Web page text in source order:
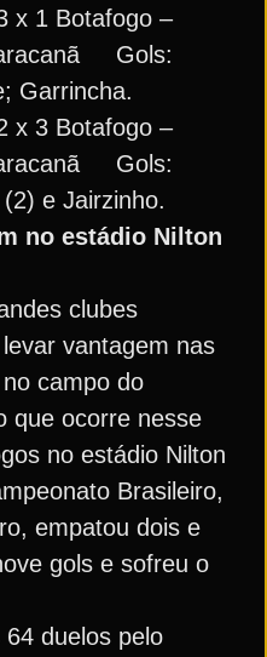
x 1 Botafogo –
Gols:
Garrincha.
x 3 Botafogo –
Gols:
e Jairzinho.
no estádio Nilton
clubes
vantagem nas
campo do
que ocorre nesse
no estádio Nilton
Brasileiro,
empatou dois e
gols e sofreu o
duelos pelo